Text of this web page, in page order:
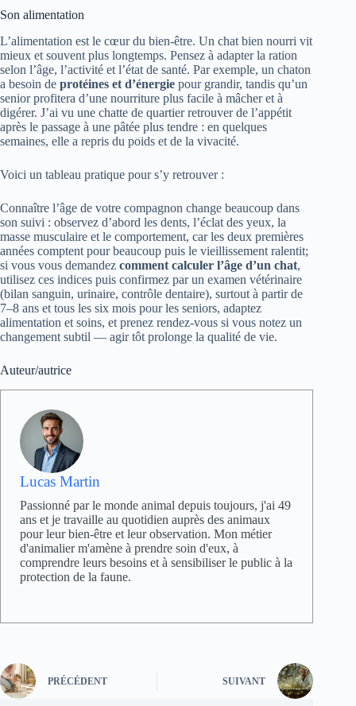
Son alimentation
L’alimentation est le cœur du bien-être. Un chat bien nourri vit
mieux et souvent plus longtemps. Pensez à adapter la ration
selon l’âge, l’activité et l’état de santé. Par exemple, un chaton
a besoin de protéines et d’énergie pour grandir, tandis qu’un
senior profitera d’une nourriture plus facile à mâcher et à
digérer. J’ai vu une chatte de quartier retrouver de l’appétit
après le passage à une pâtée plus tendre : en quelques
semaines, elle a repris du poids et de la vivacité.
Voici un tableau pratique pour s’y retrouver :
Connaître l’âge de votre compagnon change beaucoup dans
son suivi : observez d’abord les dents, l’éclat des yeux, la
masse musculaire et le comportement, car les deux premières
années comptent pour beaucoup puis le vieillissement ralentit;
si vous vous demandez comment calculer l’âge d’un chat,
utilisez ces indices puis confirmez par un examen vétérinaire
(bilan sanguin, urinaire, contrôle dentaire), surtout à partir de
7–8 ans et tous les six mois pour les seniors, adaptez
alimentation et soins, et prenez rendez‑vous si vous notez un
changement subtil — agir tôt prolonge la qualité de vie.
Auteur/autrice
Lucas Martin
Passionné par le monde animal depuis toujours, j'ai 49
ans et je travaille au quotidien auprès des animaux
pour leur bien-être et leur observation. Mon métier
d'animalier m'amène à prendre soin d'eux, à
comprendre leurs besoins et à sensibiliser le public à la
protection de la faune.
PRÉCÉDENT SUIVANT